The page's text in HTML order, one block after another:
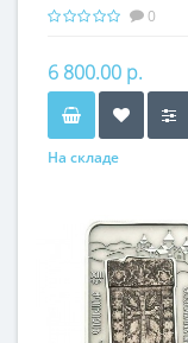
Антония и
гр
0
6 800.00 р.
На складе